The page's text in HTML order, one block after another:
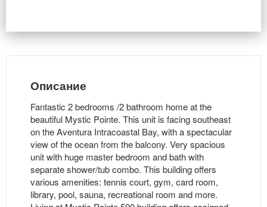
Описание
Fantastic 2 bedrooms /2 bathroom home at the
beautiful Mystic Pointe. This unit is facing southeast
on the Aventura Intracoastal Bay, with a spectacular
view of the ocean from the balcony. Very spacious
unit with huge master bedroom and bath with
separate shower/tub combo. This building offers
various amenities: tennis court, gym, card room,
library, pool, sauna, recreational room and more.